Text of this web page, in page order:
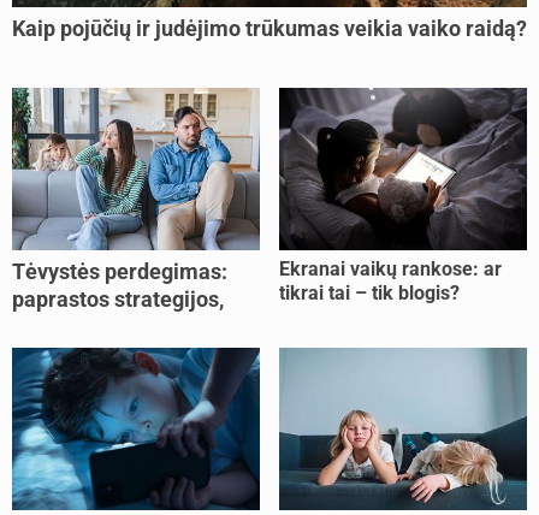
Kaip pojūčių ir judėjimo trūkumas veikia vaiko raidą?
Tėvystės perdegimas:
paprastos strategijos,
jėgas
Ekranai vaikų rankose: ar
tikrai tai – tik blogis?